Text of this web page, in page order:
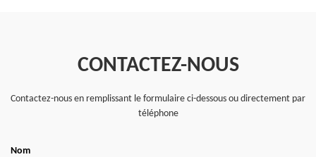
CONTACTEZ-NOUS
Contactez-nous en remplissant le formulaire ci-dessous ou directement par
téléphone
Nom